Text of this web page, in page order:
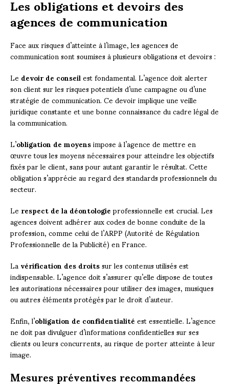
agences de communication
Face aux risques d’atteinte à l’image, les agences de
communication sont soumises à plusieurs obligations et devoirs :
Ledevoir de conseilest fondamental. L’agence doit alerter
son client sur les risques potentiels d’une campagne ou d’une
stratégie de communication. Ce devoir implique une veille
juridique constante et une bonne connaissance du cadre légal de
la communication.
L’obligation de moyensimpose à l’agence de mettre en
œuvre tous les moyens nécessaires pour atteindre les objectifs
fixés par le client, sans pour autant garantir le résultat. Cette
obligation s’apprécie au regard des standards professionnels du
secteur.
Lerespect de la déontologieprofessionnelle est crucial. Les
agences doivent adhérer aux codes de bonne conduite de la
profession, comme celui de l’ARPP (Autorité de Régulation
Professionnelle de la Publicité) en France.
Lavérification des droitssur les contenus utilisés est
indispensable. L’agence doit s’assurer qu’elle dispose de toutes
les autorisations nécessaires pour utiliser des images, musiques
ou autres éléments protégés par le droit d’auteur.
Enfin, l’obligation de confidentialitéest essentielle. L’agence
ne doit pas divulguer d’informations confidentielles sur ses
clients ou leurs concurrents, au risque de porter atteinte à leur
image.
Mesures préventives recommandées